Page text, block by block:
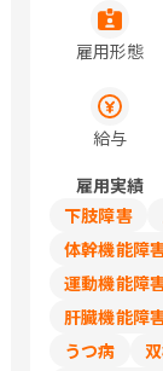
雇用形態
給与
雇用実績
下肢障害
体幹機能障
運動機能障
肝臓機能障
うつ病